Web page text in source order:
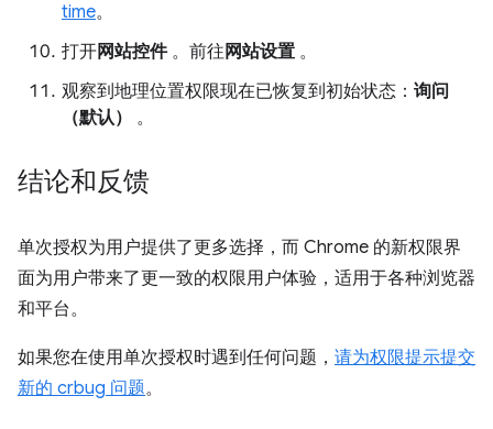
time。
打开网站控件。前往网站设置 。
观察到地理位置权限现在已恢复到初始状态： 询问
（默认）
。
结论和反馈
单次授权为用户提供了更多选择，而 Chrome 的新权限界
面为用户带来了更一致的权限用户体验，适用于各种浏览器
和平台。
如果您在使用单次授权时遇到任何问题， 请为权限提示提交
新的 crbug 问题。